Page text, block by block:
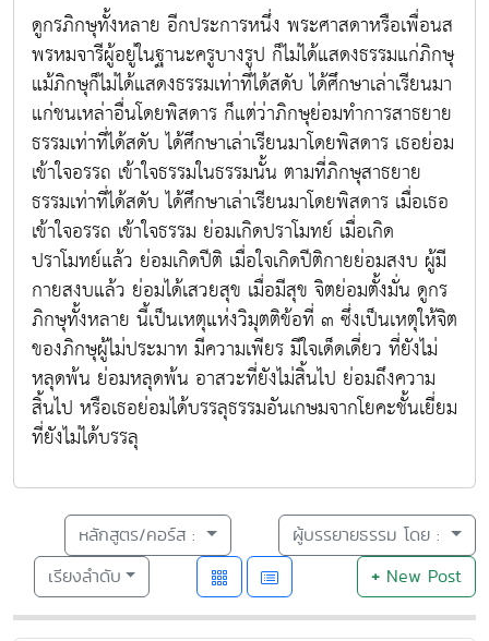
ดูกรภิกษุทั้งหลาย อีกประการหนึ่ง พระศาสดาหรือเพื่อนส
พรหมจารีผู้อยู่ในฐานะครูบางรูป ก็ไม่ได้แสดงธรรมแก่ภิกษุ
แม้ภิกษุก็ไม่ได้แสดงธรรมเท่าที่ได้สดับ ได้ศึกษาเล่าเรียนมา
แก่ชนเหล่าอื่นโดยพิสดาร ก็แต่ว่าภิกษุย่อมทำการสาธยาย
ธรรมเท่าที่ได้สดับ ได้ศึกษาเล่าเรียนมาโดยพิสดาร เธอย่อม
เข้าใจอรรถ เข้าใจธรรมในธรรมนั้น ตามที่ภิกษุสาธยาย
ธรรมเท่าที่ได้สดับ ได้ศึกษาเล่าเรียนมาโดยพิสดาร เมื่อเธอ
เข้าใจอรรถ เข้าใจธรรม ย่อมเกิดปราโมทย์ เมื่อเกิด
ปราโมทย์แล้ว ย่อมเกิดปีติ เมื่อใจเกิดปีติกายย่อมสงบ ผู้มี
กายสงบแล้ว ย่อมได้เสวยสุข เมื่อมีสุข จิตย่อมตั้งมั่น ดูกร
ภิกษุทั้งหลาย นี้เป็นเหตุแห่งวิมุตติข้อที่ ๓ ซึ่งเป็นเหตุให้จิต
ของภิกษุผู้ไม่ประมาท มีความเพียร มีใจเด็ดเดี่ยว ที่ยังไม่
หลุดพ้น ย่อมหลุดพ้น อาสวะที่ยังไม่สิ้นไป ย่อมถึงความ
สิ้นไป หรือเธอย่อมได้บรรลุธรรมอันเกษมจากโยคะชั้นเยี่ยม
ที่ยังไม่ได้บรรลุ
หลักสูตร/คอร์ส :
ผู้บรรยายธรรม โดย :
เรียงลำดับ
+New Post